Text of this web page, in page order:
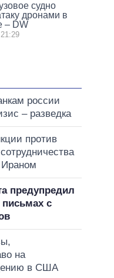
судно
дронами в
– DW
россии
– разведка
против
предупредил
с
на
в США